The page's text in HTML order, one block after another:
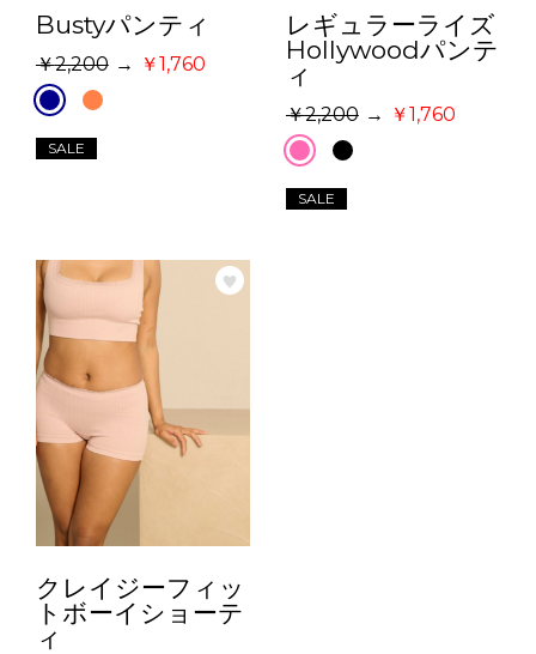
Bustyパンティ
1,760
2,200 →
SALE
レギュラーライズ
Hollywoodパンテ
ィ
1,760
2,200 →
SALE
クレイジーフィッ
トボーイショーテ
ィ